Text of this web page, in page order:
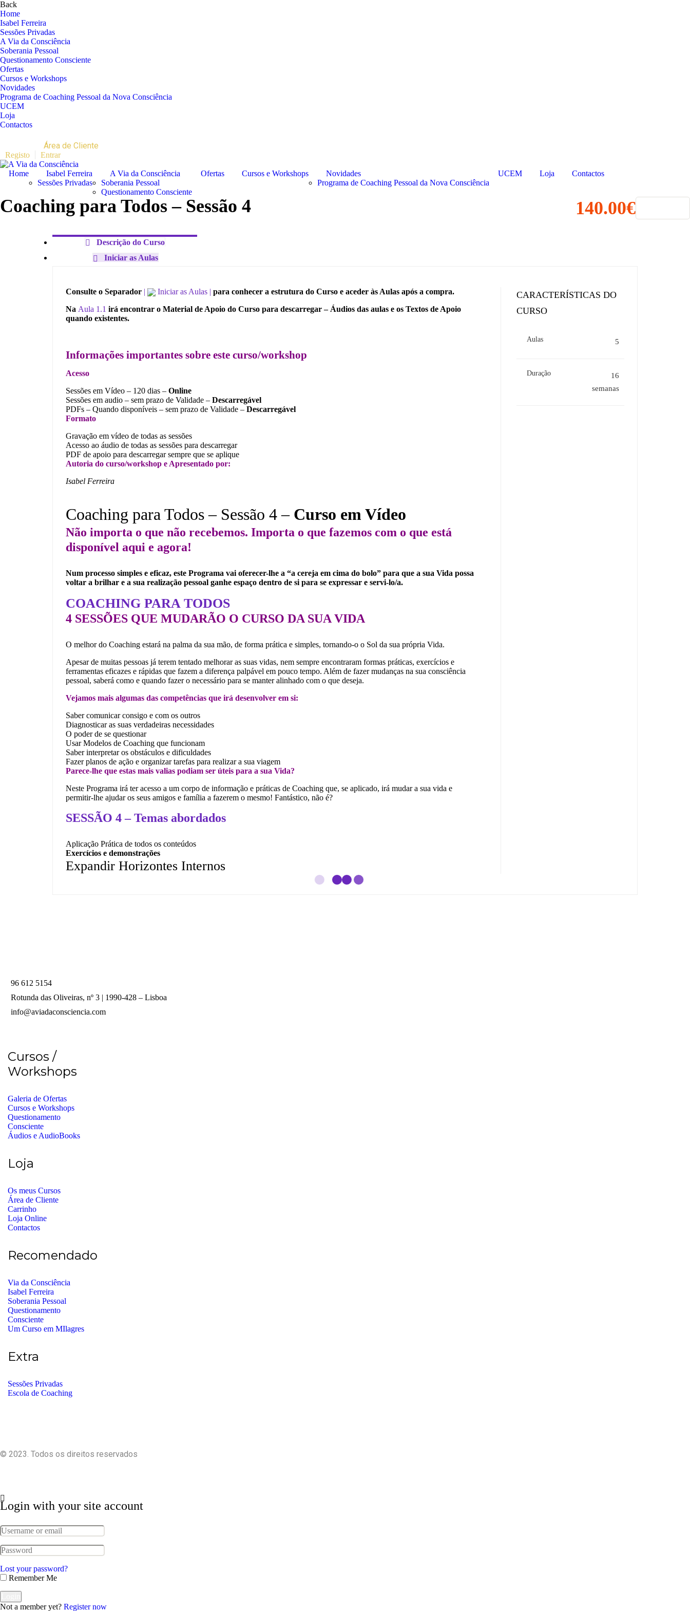
Back
Home
Isabel Ferreira
Sessões Privadas
A Via da Consciência
Soberania Pessoal
Questionamento Consciente
Ofertas
Cursos e Workshops
Novidades
Programa de Coaching Pessoal da Nova Consciência
UCEM
Loja
Contactos
Área de Cliente
Registo Entrar
Home
Isabel Ferreira
Sessões Privadas
A Via da Consciência
Soberania Pessoal
Questionamento Consciente
Ofertas Cursos e Workshops
Novidades
Programa de Coaching Pessoal da Nova Consciência
UCEM Loja Contactos
Coaching para Todos – Sessão 4 140.00€
Descrição do Curso
Iniciar as Aulas
Consulte o Separador | Iniciar as Aulas | para conhecer a estrutura do Curso e aceder às Aulas após a compra.
Na Aula 1.1 irá encontrar o Material de Apoio do Curso para descarregar – Áudios das aulas e os Textos de Apoio
quando existentes.
Informações importantes sobre este curso/workshop
Acesso
Sessões em Vídeo – 120 dias – Online
Sessões em audio – sem prazo de Validade – Descarregável
PDFs – Quando disponíveis – sem prazo de Validade – Descarregável
Formato
Gravação em vídeo de todas as sessões
Acesso ao áudio de todas as sessões para descarregar
PDF de apoio para descarregar sempre que se aplique
Autoria do curso/workshop e Apresentado por:
Isabel Ferreira
Coaching para Todos – Sessão 4 – Curso em Vídeo
Não importa o que não recebemos. Importa o que fazemos com o que está
disponível aqui e agora!
Num processo simples e eficaz, este Programa vai oferecer-lhe a “a cereja em cima do bolo” para que a sua Vida possa
voltar a brilhar e a sua realização pessoal ganhe espaço dentro de si para se expressar e servi-lo/a.
COACHING PARA TODOS
4 SESSÕES QUE MUDARÃO O CURSO DA SUA VIDA
O melhor do Coaching estará na palma da sua mão, de forma prática e simples, tornando-o o Sol da sua própria Vida.
Apesar de muitas pessoas já terem tentado melhorar as suas vidas, nem sempre encontraram formas práticas, exercícios e
ferramentas eficazes e rápidas que fazem a diferença palpável em pouco tempo. Além de fazer mudanças na sua consciência
pessoal, saberá como e quando fazer o necessário para se manter alinhado com o que deseja.
Vejamos mais algumas das competências que irá desenvolver em si:
Saber comunicar consigo e com os outros
Diagnosticar as suas verdadeiras necessidades
O poder de se questionar
Usar Modelos de Coaching que funcionam
Saber interpretar os obstáculos e dificuldades
Fazer planos de ação e organizar tarefas para realizar a sua viagem
Parece-lhe que estas mais valias podiam ser úteis para a sua Vida?
Neste Programa irá ter acesso a um corpo de informação e práticas de Coaching que, se aplicado, irá mudar a sua vida e
permitir-lhe ajudar os seus amigos e família a fazerem o mesmo! Fantástico, não é?
SESSÃO 4 – Temas abordados
Aplicação Prática de todos os conteúdos
Exercícios e demonstrações
Expandir Horizontes Internos
CARACTERÍSTICAS DO
CURSO
Aulas 5
Duração
16
semanas
96 612 5154
Rotunda das Oliveiras, nº 3 | 1990-428 – Lisboa
info@aviadaconsciencia.com
Cursos /
Workshops
Galeria de Ofertas
Cursos e Workshops
Questionamento
Consciente
Áudios e AudioBooks
Loja
Os meus Cursos
Área de Cliente
Carrinho
Loja Online
Contactos
Recomendado
Via da Consciência
Isabel Ferreira
Soberania Pessoal
Questionamento
Consciente
Um Curso em MIlagres
Extra
Sessões Privadas
Escola de Coaching
© 2023. Todos os direitos reservados
Login with your site account
Lost your password?
Remember Me
Not a member yet? Register now